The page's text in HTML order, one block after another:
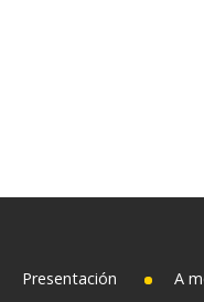
Presentación A